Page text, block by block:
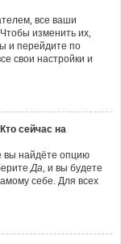
все ваши
изменить их,
и перейдите по
свои настройки и
сейчас на
вы найдёте опцию
Да, и вы будете
себе. Для всех